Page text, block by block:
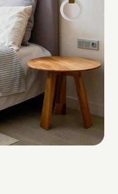
Avelina 9534